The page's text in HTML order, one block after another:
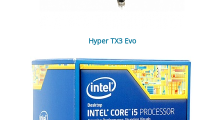
Hyper TX3 Evo